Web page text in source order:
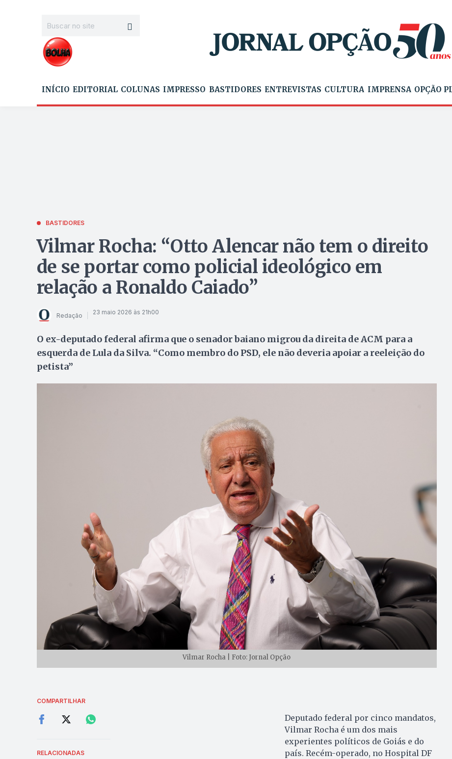
INÍCIO EDITORIAL COLUNAS IMPRESSO BASTIDORES ENTREVISTAS CULTURA IMPRENSA OPÇÃO
BASTIDORES
Vilmar Rocha: “Otto Alencar não tem o direito
de se portar como policial ideológico em
relação a Ronaldo Caiado”
Redação 23 maio 2026 às 21h00
O ex-deputado federal afirma que o senador baiano migrou da direita de ACM para a
esquerda de Lula da Silva. “Como membro do PSD, ele não deveria apoiar a reeleição do
petista”
Vilmar Rocha | Foto: Jornal Opção
COMPARTILHAR
RELACIONADAS
Deputado federal por cinco mandatos,
Vilmar Rocha é um dos mais
experientes políticos de Goiás e do
país. Recém-operado, no Hospital DF